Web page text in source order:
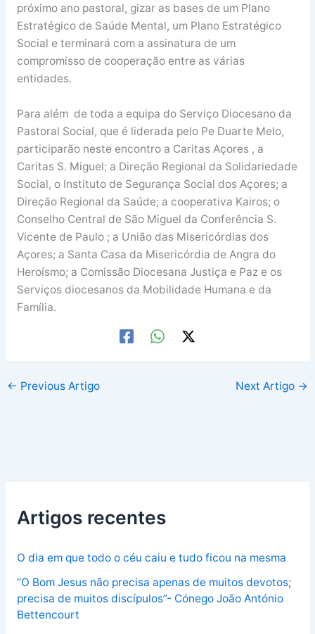
próximo ano pastoral, gizar as bases de um Plano
Estratégico de Saúde Mental, um Plano Estratégico
Social e terminará com a assinatura de um
compromisso de cooperação entre as várias
entidades.
Para além de toda a equipa do Serviço Diocesano da
Pastoral Social, que é liderada pelo Pe Duarte Melo,
participarão neste encontro a Caritas Açores , a
Caritas S. Miguel; a Direção Regional da Solidariedade
Social, o Instituto de Segurança Social dos Açores; a
Direção Regional da Saúde; a cooperativa Kairos; o
Conselho Central de São Miguel da Conferência S.
Vicente de Paulo ; a União das Misericórdias dos
Açores; a Santa Casa da Misericórdia de Angra do
Heroísmo; a Comissão Diocesana Justiça e Paz e os
Serviços diocesanos da Mobilidade Humana e da
Família.
← Previous Artigo Next Artigo →
Artigos recentes
O dia em que todo o céu caiu e tudo ficou na mesma
“O Bom Jesus não precisa apenas de muitos devotos;
precisa de muitos discípulos”- Cónego João António
Bettencourt